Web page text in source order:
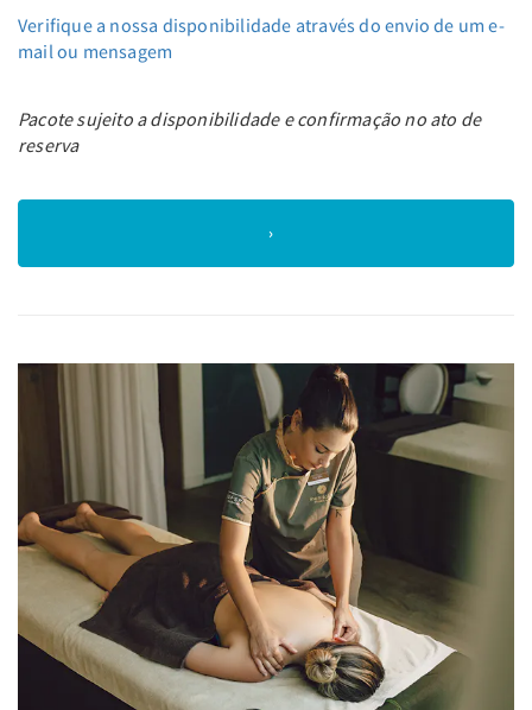
Verifique a nossa disponibilidade através do envio de um e-
mail ou mensagem
Pacote sujeito a disponibilidade e confirmação no ato de
reserva